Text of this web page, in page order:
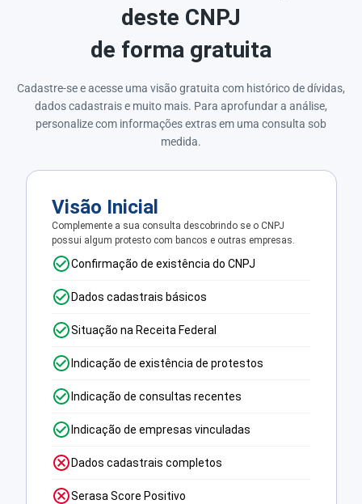
deste CNPJ
de forma gratuita
Cadastre-se e acesse uma visão gratuita com histórico de dívidas,
dados cadastrais e muito mais. Para aprofundar a análise,
personalize com informações extras em uma consulta sob
medida.
Visão Inicial
Complemente a sua consulta descobrindo se o CNPJ
possui algum protesto com bancos e outras empresas.
Confirmação de existência do CNPJ
Dados cadastrais básicos
Situação na Receita Federal
Indicação de existência de protestos
Indicação de consultas recentes
Indicação de empresas vinculadas
Dados cadastrais completos
Serasa Score Positivo